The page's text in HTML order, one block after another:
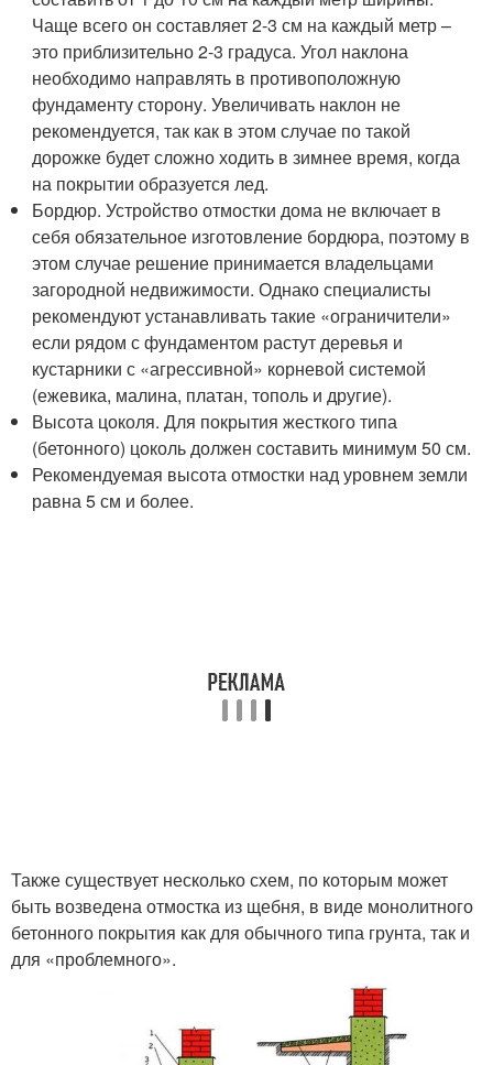
Чаще всего он составляет 2-3 см на каждый метр –
это приблизительно 2-3 градуса. Угол наклона
необходимо направлять в противоположную
фундаменту сторону. Увеличивать наклон не
рекомендуется, так как в этом случае по такой
дорожке будет сложно ходить в зимнее время, когда
на покрытии образуется лед.
Бордюр. Устройство отмостки дома не включает в
себя обязательное изготовление бордюра, поэтому в
этом случае решение принимается владельцами
загородной недвижимости. Однако специалисты
рекомендуют устанавливать такие «ограничители»
если рядом с фундаментом растут деревья и
кустарники с «агрессивной» корневой системой
(ежевика, малина, платан, тополь и другие).
Высота цоколя. Для покрытия жесткого типа
(бетонного) цоколь должен составить минимум 50 см.
Рекомендуемая высота отмостки над уровнем земли
равна 5 см и более.
Также существует несколько схем, по которым может
быть возведена отмостка из щебня, в виде монолитного
бетонного покрытия как для обычного типа грунта, так и
для «проблемного».